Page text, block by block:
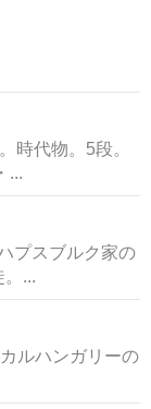
時代物。5段。
...
プスブルク家の
...
ルハンガリーの